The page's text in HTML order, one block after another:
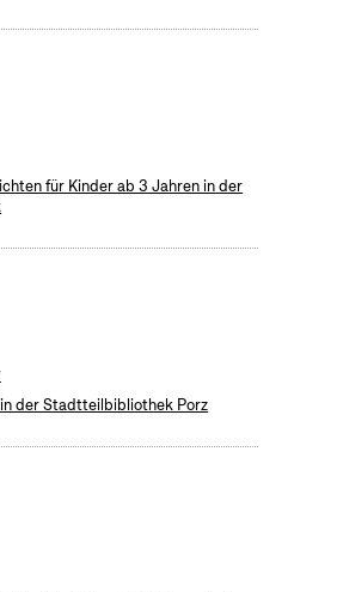
für Kinder ab 3 Jahren in der
der Stadtteilbibliothek Porz